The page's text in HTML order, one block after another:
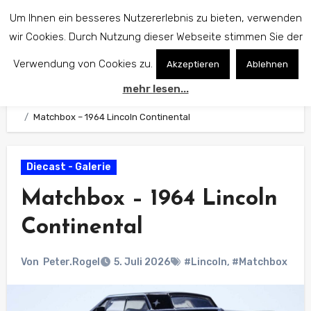
Matchbox – 1964 Lincoln Continental
Diecast - Galerie
Matchbox – 1964 Lincoln
Continental
Von Peter.Rogel 5. Juli 2026 #Lincoln, #Matchbox
Um Ihnen ein besseres Nutzererlebnis zu bieten, verwenden
wir Cookies. Durch Nutzung dieser Webseite stimmen Sie der
Verwendung von Cookies zu. Akzeptieren Ablehnen
mehr lesen...